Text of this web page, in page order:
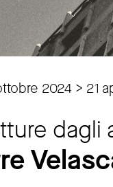
2024 > 21
dagli